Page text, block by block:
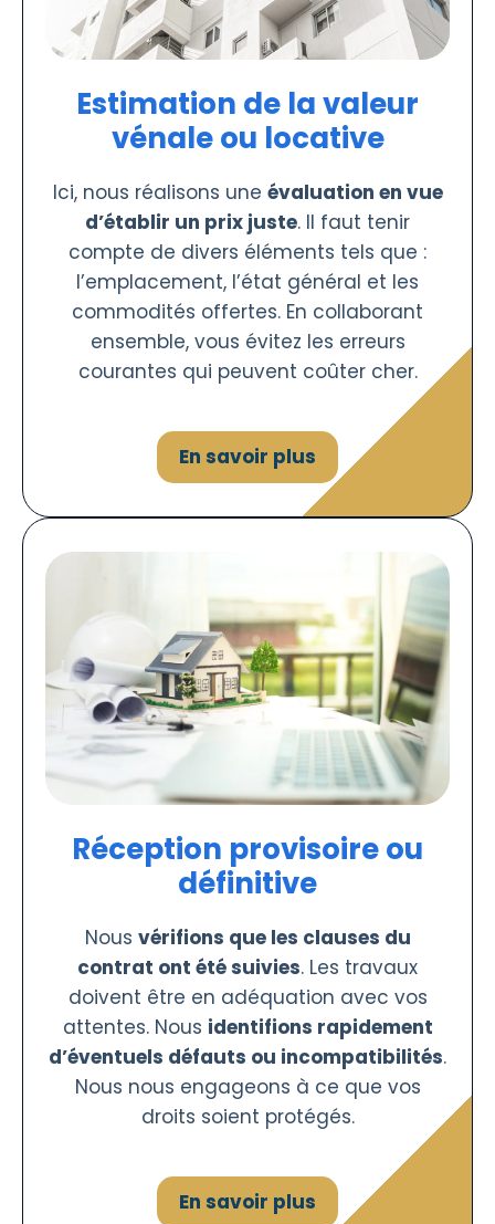
Estimation de la valeur
vénale ou locative
Ici, nous réalisons une évaluation en vue
d’établir un prix juste. Il faut tenir
compte de divers éléments tels que :
l’emplacement, l’état général et les
commodités offertes. En collaborant
ensemble, vous évitez les erreurs
courantes qui peuvent coûter cher.
En savoir plus
Réception provisoire ou
définitive
Nous vérifions que les clauses du
contrat ont été suivies. Les travaux
doivent être en adéquation avec vos
attentes. Nous identifions rapidement
d’éventuels défauts ou incompatibilités.
Nous nous engageons à ce que vos
droits soient protégés.
En savoir plus